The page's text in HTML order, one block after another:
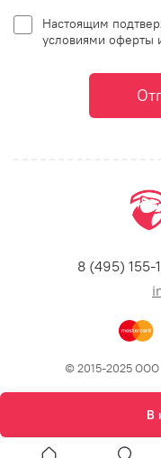
В
Настоящим
условиями оферты
8 (495) 155-
© 2015-2025